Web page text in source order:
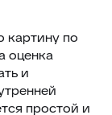
картину по
оценка
и
простой и